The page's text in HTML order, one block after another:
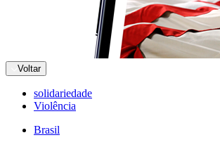
Voltar
solidariedade
Violência
Brasil